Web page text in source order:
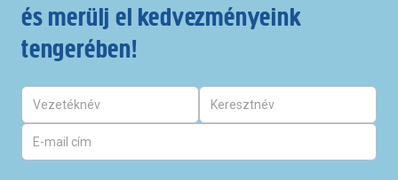
és merülj el kedvezményeink
tengerében!